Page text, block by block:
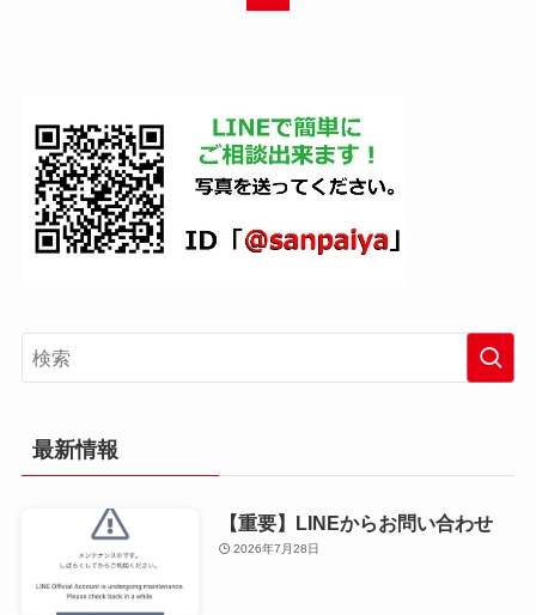
最新情報
【重要】LINEからお問い合わせ
2026年7月28日